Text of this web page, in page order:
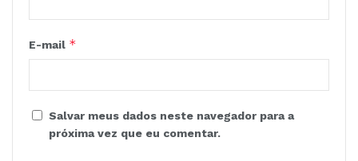
E-mail *
Salvar meus dados neste navegador para a
próxima vez que eu comentar.